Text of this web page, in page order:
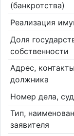
(банкротства)
Реализация
Доля
собственности
Адрес, контакты
должника
Номер дела,
Тип,
заявителя